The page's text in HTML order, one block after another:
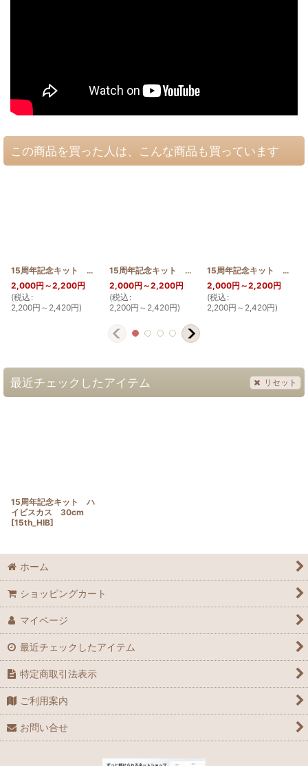
この商品を買った人は、こんな商品も買っています
15周年記念キット デイゴ 30cm [15th_DEIGO
2,000円 ～2,200円
(税込 :
2,200円 ～2,420円)
15周年記念キット ブーゲンビリア 30cm
2,000円 ～2,200円
(税込 :
2,200円 ～2,420円)
15周年記念キット ロケラニ 30cm
2,000円 ～2,200円
(税込 :
2,200円 ～2,420円)
最近チェックしたアイテム リセット
15周年記念キット ハ
イビスカス 30cm
[15th_HIB]
ホーム
ショッピングカート
マイページ
最近チェックしたアイテム
特定商取引法表示
ご利用案内
お問い合せ